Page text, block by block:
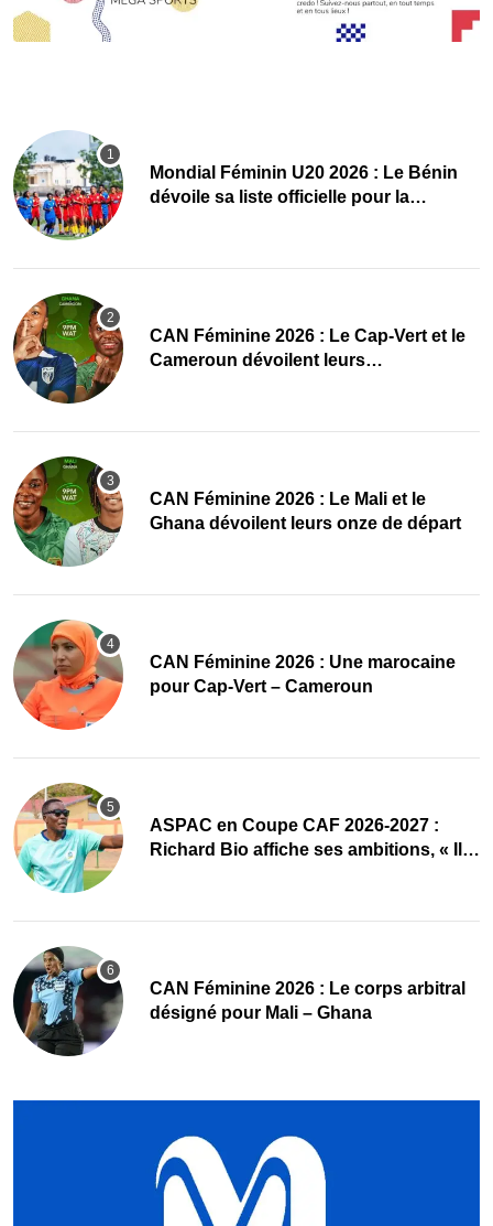
Mondial Féminin U20 2026 : Le Bénin
dévoile sa liste officielle pour la
CAN Féminine 2026 : Le Cap-Vert et le
Cameroun dévoilent leurs
‎CAN Féminine 2026 : Le Mali et le
Ghana dévoilent leurs onze de départ
‎CAN Féminine 2026 : Une marocaine
pour Cap-Vert – Cameroun
ASPAC en Coupe CAF 2026-2027 :
Richard Bio affiche ses ambitions, « Il
‎CAN Féminine 2026 : Le corps arbitral
désigné pour Mali – Ghana